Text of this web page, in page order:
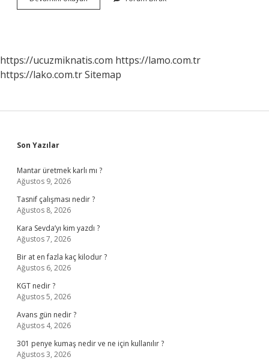
Nedir
https://ucuzmiknatis.com https://lamo.com.tr
https://lako.com.trSitemap
Sidebar
Son Yazılar
Mantar üretmek karlı mı ?
Ağustos 9, 2026
Tasnif çalışması nedir ?
Ağustos 8, 2026
Kara Sevda’yı kim yazdı ?
Ağustos 7, 2026
Bir at en fazla kaç kilodur ?
Ağustos 6, 2026
KGT nedir ?
Ağustos 5, 2026
Avans gün nedir ?
Ağustos 4, 2026
301 penye kumaş nedir ve ne için kullanılır ?
Ağustos 3, 2026